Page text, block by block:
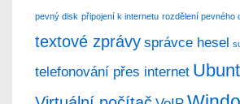
pevný disk připojení k internetu rozdělení pevného
textové zprávy správce hesel
telefonování přes internet